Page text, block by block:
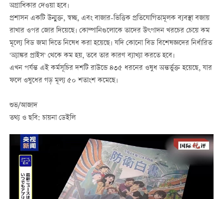
অগ্রাধিকার দেওয়া হবে।
প্রশাসন একটি উন্মুক্ত, স্বচ্ছ, এবং বাজার-ভিত্তিক প্রতিযোগিতামূলক ব্যবস্থা বজায়
রাখার ওপর জোর দিয়েছে। কোম্পানিগুলোকে তাদের উৎপাদন খরচের চেয়ে কম
মূল্যে বিড জমা দিতে নিষেধ করা হয়েছে। যদি কোনো বিড বিশেষজ্ঞদের নির্ধারিত
'অ্যাঙ্কর প্রাইস' থেকে কম হয়, তবে তার কারণ ব্যাখ্যা করতে হবে।
এখন পর্যন্ত এই কর্মসূচির দশটি রাউন্ডে ৪৩৫ ধরনের ওষুধ অন্তর্ভুক্ত হয়েছে, যার
ফলে ওষুধের গড় মূল্য ৫০ শতাংশ কমেছে।
শুভ/আজাদ
তথ্য ও ছবি: চায়না ডেইলি